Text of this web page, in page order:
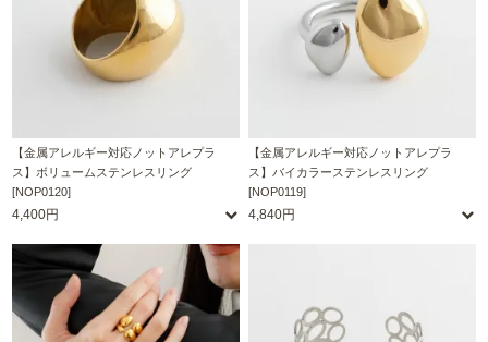
【金属アレルギー対応ノットアレプラ
ス】ボリュームステンレスリング
[NOP0120]
4,400円
【金属アレルギー対応ノットアレプラ
ス】バイカラーステンレスリング
[NOP0119]
4,840円